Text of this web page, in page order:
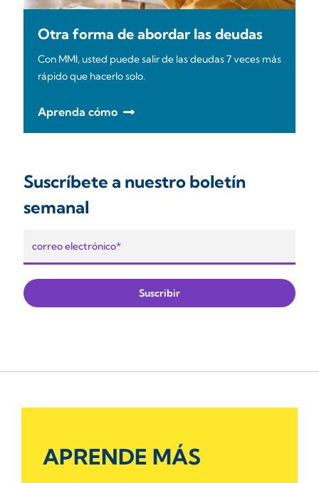
Otra forma de abordar las deudas
Con MMI, usted puede salir de las deudas 7 veces más
rápido que hacerlo solo.
Aprenda cómo
Suscríbete a nuestro boletín
semanal
APRENDE MÁS